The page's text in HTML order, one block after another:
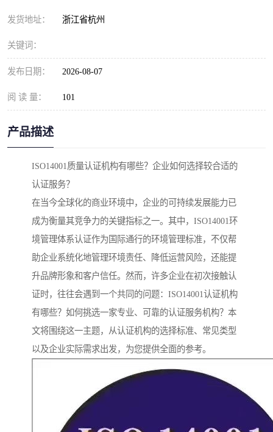
发货地址： 浙江省杭州
关键词：
发布日期： 2026-08-07
阅 读 量： 101
产品描述
ISO14001质量认证机构有哪些？企业如何选择较合适的
认证服务？
在当今全球化的商业环境中，企业的可持续发展能力已
成为衡量其竞争力的关键指标之一。其中，ISO14001环
境管理体系认证作为国际通行的环境管理标准，不仅帮
助企业系统化地管理环境责任、降低运营风险，还能提
升品牌形象和客户信任。然而，许多企业在初次接触认
证时，往往会遇到一个共同的问题：ISO14001认证机构
有哪些？如何挑选一家专业、可靠的认证服务机构？本
文将围绕这一主题，从认证机构的选择标准、常见类型
以及企业实际需求出发，为您提供全面的参考。